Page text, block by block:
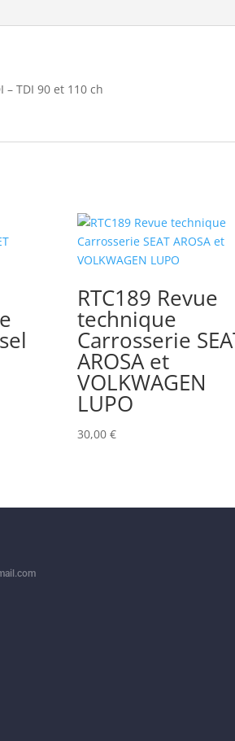
– TDI 90 et 110 ch
RTC189 Revue
technique
Carrosserie
AROSA et
VOLKWAGEN
LUPO
30,00 €